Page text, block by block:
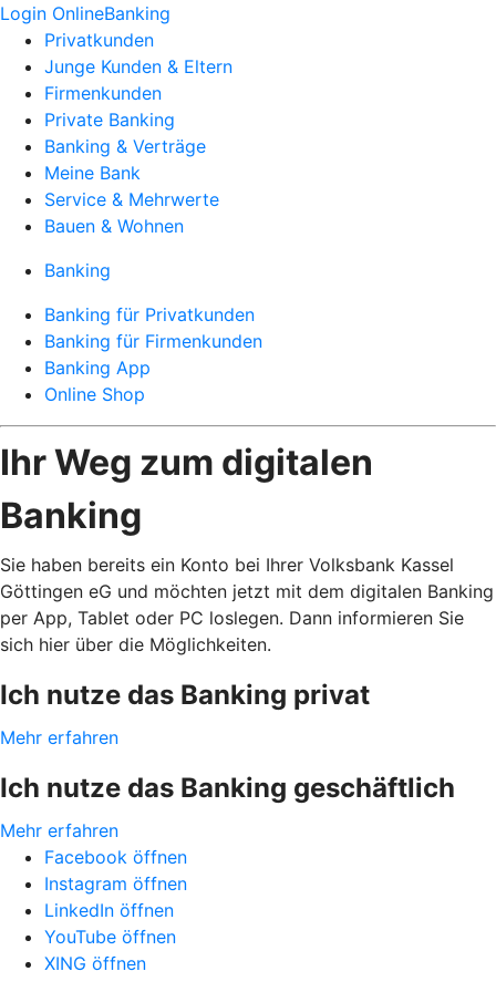
Login OnlineBanking
Privatkunden
Junge Kunden & Eltern
Firmenkunden
Private Banking
Banking & Verträge
Meine Bank
Service & Mehrwerte
Bauen & Wohnen
Banking
Banking für Privatkunden
Banking für Firmenkunden
Banking App
Online Shop
Ihr Weg zum digitalen
Banking
Sie haben bereits ein Konto bei Ihrer Volksbank Kassel
Göttingen eG und möchten jetzt mit dem digitalen Banking
per App, Tablet oder PC loslegen. Dann informieren Sie
sich hier über die Möglichkeiten.
Ich nutze das Banking privat
Mehr erfahren
Ich nutze das Banking geschäftlich
Mehr erfahren
Facebook öffnen
Instagram öffnen
LinkedIn öffnen
YouTube öffnen
XING öffnen